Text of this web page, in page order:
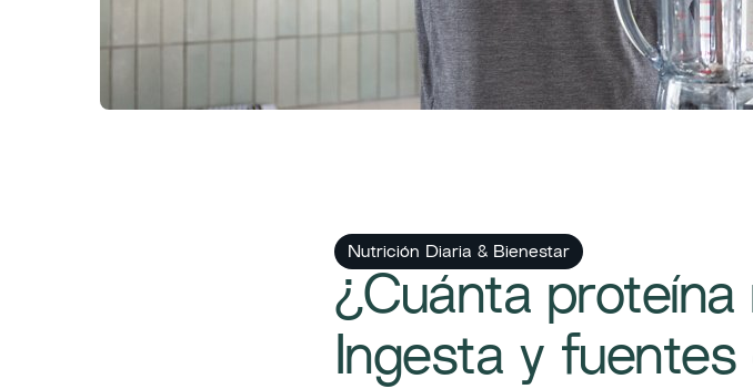
Nutrición Diaria & Bienestar
¿Cuánta
Ingesta y